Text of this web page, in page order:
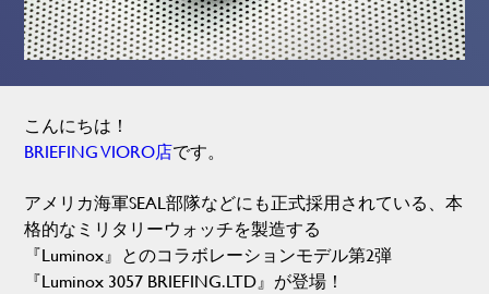
こんにちは！
BRIEFING VIORO店です。
アメリカ海軍SEAL部隊などにも正式採用されている、本
格的なミリタリーウォッチを製造する
『Luminox』とのコラボレーションモデル第2弾
『Luminox 3057 BRIEFING.LTD』が登場！